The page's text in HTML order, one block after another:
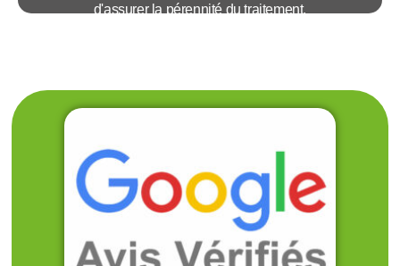
d'assurer la pérennité du traitement.
Avantages :
• Suivi téléphonique et ré-intervention si
nécessaire
• Garantie de résultats pour nos contrats
• Explications et recommandations